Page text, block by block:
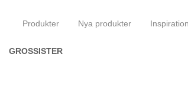
Produkter Nya produkter Inspiration
GROSSISTER